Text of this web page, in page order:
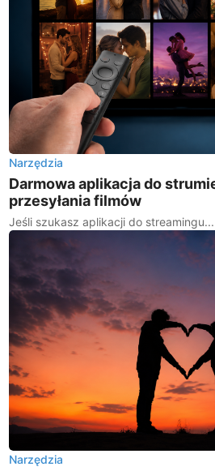
Narzędzia
Darmowa aplikacja do
przesyłania filmów
Jeśli szukasz aplikacji do streamingu...
Narzędzia